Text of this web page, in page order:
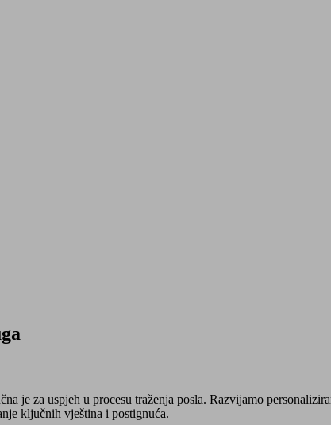
je za uspjeh u procesu traženja posla. Razvijamo
ključnih vještina i postignuća.